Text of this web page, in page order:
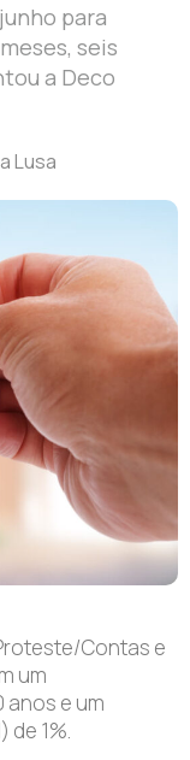
para
seis
a Deco
Lusa
Contas e
um
anos e um
de 1%.